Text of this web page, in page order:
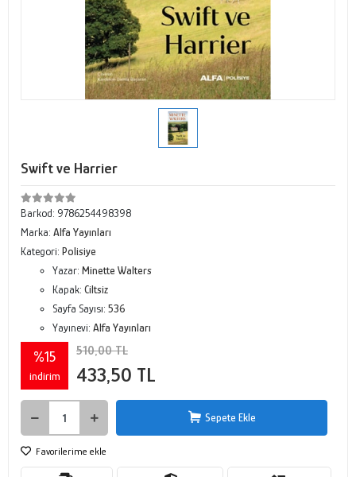
Swift ve Harrier
Barkod: 9786254498398
Marka: Alfa Yayınları
Kategori: Polisiye
Yazar: Minette Walters
Kapak: Ciltsiz
Sayfa Sayısı: 536
Yayınevi: Alfa Yayınları
%15
indirim
510,00 TL
433,50 TL
Sepete Ekle
Favorilerime ekle